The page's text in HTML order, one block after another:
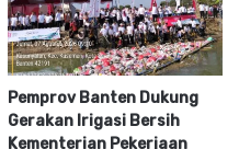
Pemprov Banten Dukung
Gerakan Irigasi Bersih
Kementerian Pekerjaan